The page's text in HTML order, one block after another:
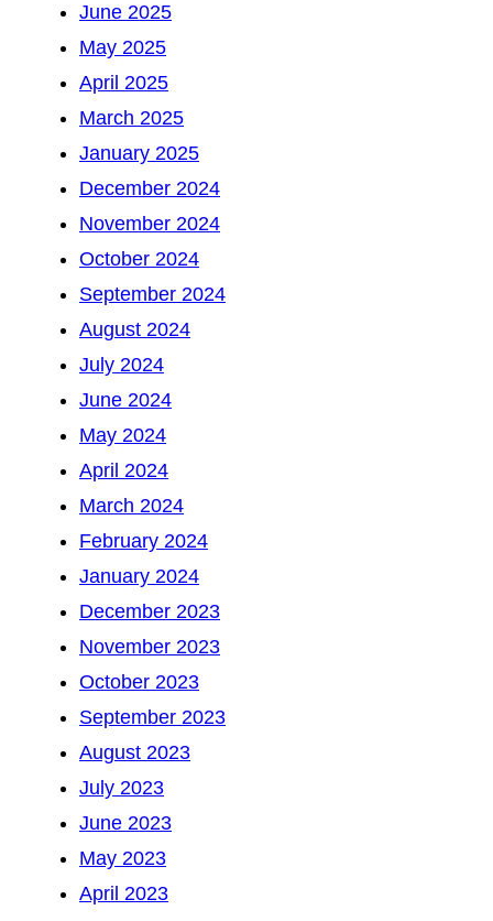
June 2025
May 2025
April 2025
March 2025
January 2025
December 2024
November 2024
October 2024
September 2024
August 2024
July 2024
June 2024
May 2024
April 2024
March 2024
February 2024
January 2024
December 2023
November 2023
October 2023
September 2023
August 2023
July 2023
June 2023
May 2023
April 2023